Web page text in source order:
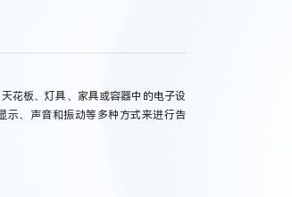
花板、灯具、家具或容器中的电子设
示、声音和振动等多种方式来进行告